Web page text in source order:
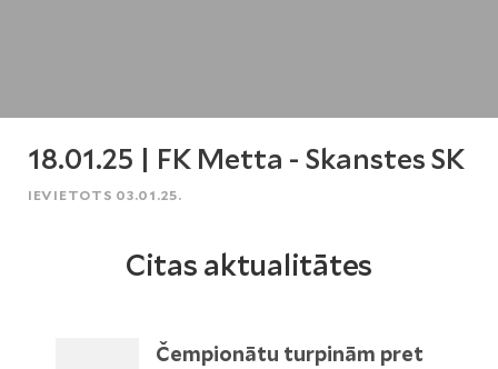
18.01.25 | FK Metta - Skanstes SK
IEVIETOTS 03.01.25.
Citas aktualitātes
Čempionātu turpinām pret